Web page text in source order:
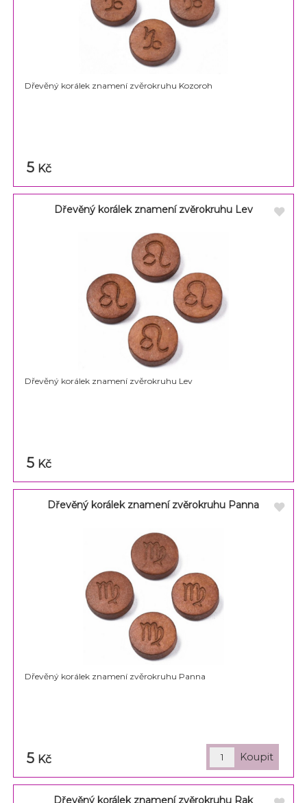
Dřevěný korálek znamení zvěrokruhu Kozoroh
5 Kč
Dřevěný korálek znamení zvěrokruhu Lev
Dřevěný korálek znamení zvěrokruhu Lev
5 Kč
Dřevěný korálek znamení zvěrokruhu Panna
Dřevěný korálek znamení zvěrokruhu Panna
5 Kč
Dřevěný korálek znamení zvěrokruhu Rak